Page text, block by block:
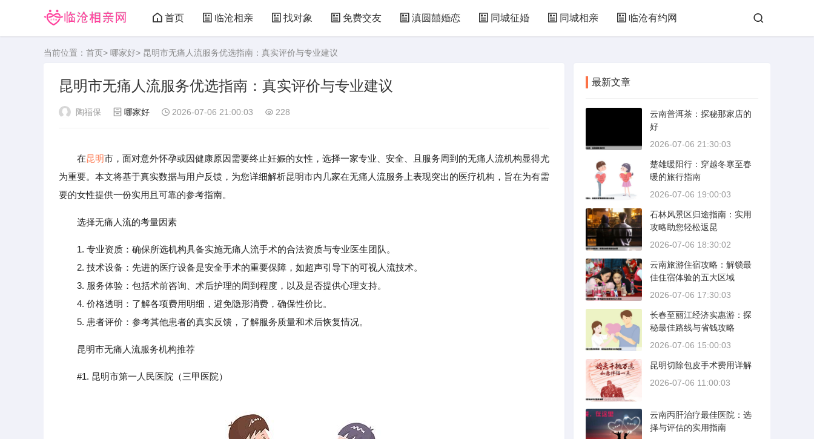
首页 临沧相亲 找对象 免费交友 滇圆囍婚恋 同城征婚 同城相亲 临沧有约网
当前位置： 首页> 哪家好> 昆明市无痛人流服务优选指南：真实评价与专业建议
昆明市无痛人流服务优选指南：真实评价与专业建议
陶福保 哪家好 2026-07-06 21:00:03 228
在昆明市，面对意外怀孕或因健康原因需要终止妊娠的女性，选择一家专业、安全、且服务周到的无痛人流机构显得尤
为重要。本文将基于真实数据与用户反馈，为您详细解析昆明市内几家在无痛人流服务上表现突出的医疗机构，旨在为有需
要的女性提供一份实用且可靠的参考指南。
选择无痛人流的考量因素
1. 专业资质：确保所选机构具备实施无痛人流手术的合法资质与专业医生团队。
2. 技术设备：先进的医疗设备是安全手术的重要保障，如超声引导下的可视人流技术。
3. 服务体验：包括术前咨询、术后护理的周到程度，以及是否提供心理支持。
4. 价格透明：了解各项费用明细，避免隐形消费，确保性价比。
5. 患者评价：参考其他患者的真实反馈，了解服务质量和术后恢复情况。
昆明市无痛人流服务机构推荐
#1. 昆明市第一人民医院（三甲医院）
最新文章
云南普洱茶：探秘那家店的
好
2026-07-06 21:30:03
楚雄暖阳行：穿越冬寒至春
暖的旅行指南
2026-07-06 19:00:03
石林风景区归途指南：实用
攻略助您轻松返昆
2026-07-06 18:30:02
云南旅游住宿攻略：解锁最
佳住宿体验的五大区域
2026-07-06 17:30:03
长春至丽江经济实惠游：探
秘最佳路线与省钱攻略
2026-07-06 15:00:03
昆明切除包皮手术费用详解
2026-07-06 11:00:03
云南丙肝治疗最佳医院：选
择与评估的实用指南